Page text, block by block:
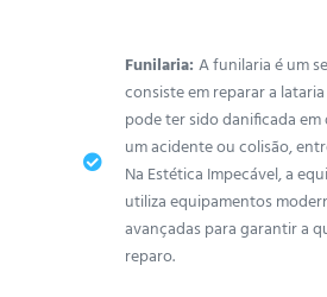
Funilaria: A funilaria é um
consiste em reparar a
pode ter sido danificada
um acidente ou colisão,
Na Estética Impecável, a
utiliza equipamentos
avançadas para garantir a
reparo.